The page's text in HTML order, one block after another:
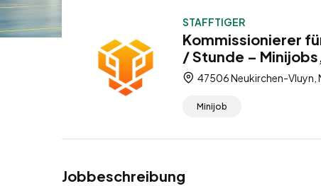
STAFFTIGER
Kommissionierer
/ Stunde –
47506 Neukirchen-Vluyn,
Minijob
Jobbeschreibung